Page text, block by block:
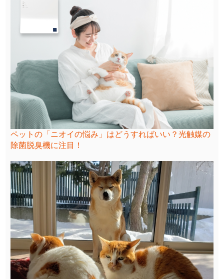
ペットの「ニオイの悩み」はどうすればいい？光触媒の
除菌脱臭機に注目！